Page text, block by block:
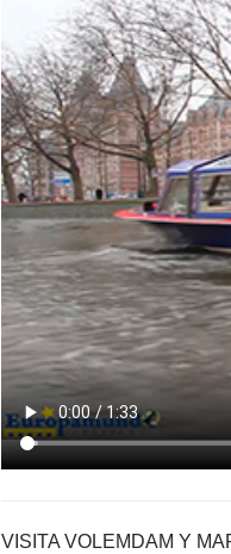
VISITA VOLEMDAM Y